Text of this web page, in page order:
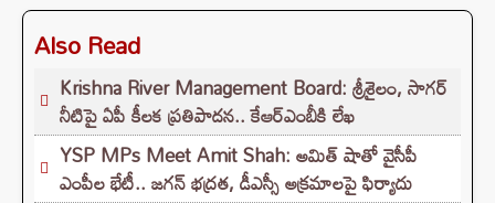
Also Read
Krishna River Management Board: శ్రీశైలం, సాగర్
నీటిపై ఏపీ కీలక ప్రతిపాదన.. కేఆర్ఎంబీకి లేఖ
YSP MPs Meet Amit Shah: అమిత్ షాతో వైసీపీ
ఎంపీల భేటీ.. జగన్ భద్రత, డీఎస్సీ అక్రమాలపై ఫిర్యాదు